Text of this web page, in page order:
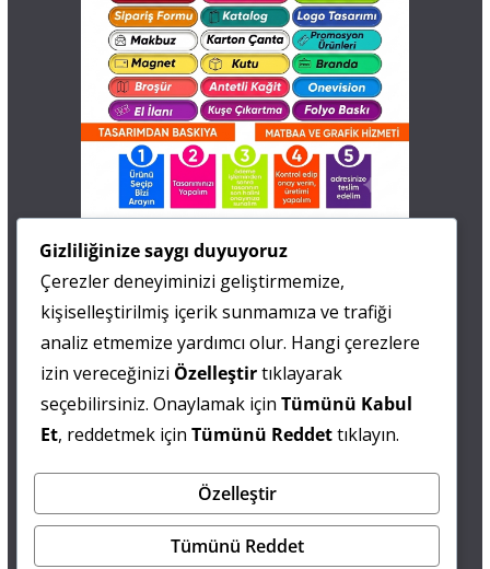
0 505 677 40 87
Fatma MARMARA
0 538 844 90 90
Mesut IŞIKAY
admin@sultanmagazin.com
Gizliliğinize saygı duyuyoruz
Çerezler deneyiminizi geliştirmemize,
kişiselleştirilmiş içerik sunmamıza ve trafiği
analiz etmemize yardımcı olur. Hangi çerezlere
izin vereceğinizi Özelleştirtıklayarak
seçebilirsiniz. Onaylamak için Tümünü Kabul
Et, reddetmek için Tümünü Reddettıklayın.
Özelleştir
Tümünü Reddet